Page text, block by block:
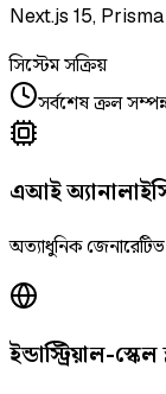
Next.js 15, Prisma
সিস্টেম সক্রিয়
সর্বশেষ ক্রল
এআই
অত্যাধুনিক জেনারেটিভ
ইন্ডাস্ট্রিয়াল-স্কেল